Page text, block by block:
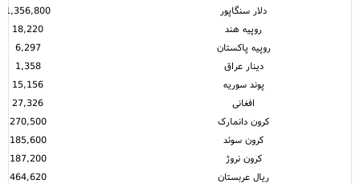
دلار سنگاپور
1,356,800
روپیه هند
18,220
روپیه پاکستان
6,297
دینار عراق
1,358
پوند سوریه
15,156
افغانی
27,326
کرون دانمارک
270,500
کرون سوئد
185,600
کرون نروژ
187,200
ریال عربستان
464,620